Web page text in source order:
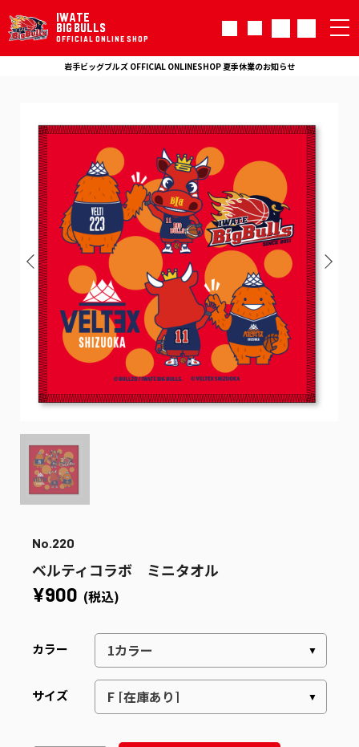
IWATE
BIG BULLS
OFFICIAL ONLINE SHOP
岩手ビッグブルズ OFFICIAL ONLINESHOP 夏季休業のお知らせ
No.220
ベルティコラボ ミニタオル
¥900 (税込)
カラー
サイズ